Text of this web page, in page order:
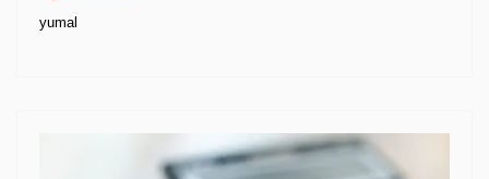
yumal